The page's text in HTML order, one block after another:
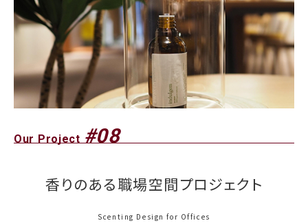
Our Project #08
香りのある職場空間プロジェクト
Scenting Design for Offices